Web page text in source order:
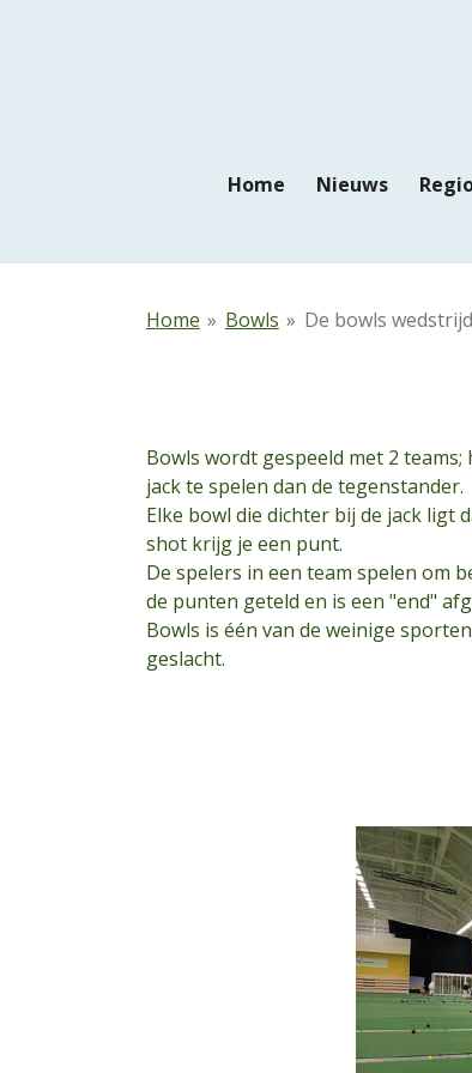
Home Nieuws
Home » Bowls » De bowls wedstrijd
Bowls wordt gespeeld met 2
jack te spelen dan de tegenstander.
Elke bowl die dichter bij de jack ligt
shot krijg je een punt.
De spelers in een team spelen om
de punten geteld en is een "end"
Bowls is één van de weinige
geslacht.